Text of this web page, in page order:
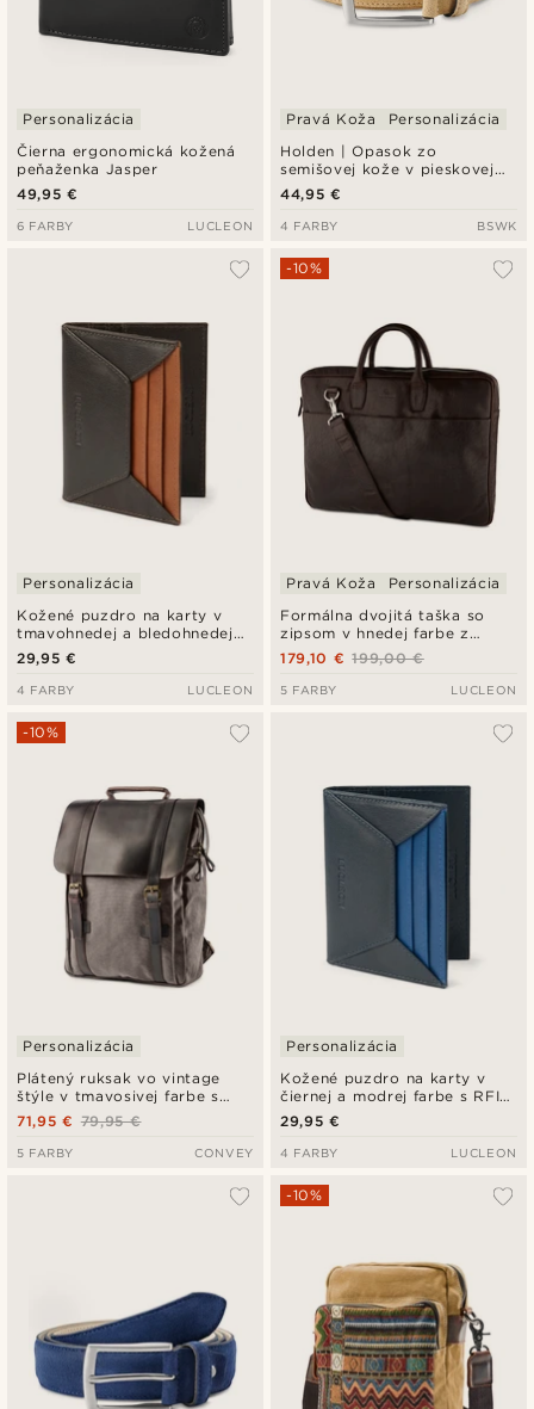
Čierna ergonomická kožená
peňaženka Jasper
Personalizácia
49,95 €
6 FARBY LUCLEON
Holden | Opasok zo
semišovej kože v pieskovej
farbe
Pravá Koža Personalizácia
44,95 €
4 FARBY BSWK
Kožené puzdro na karty v
tmavohnedej a bledohnedej
farbe s RFID ochranou Loren
Personalizácia
29,95 €
4 FARBY LUCLEON
Formálna dvojitá taška so
zipsom v hnedej farbe z
pravej kože Montreal
-10%
Pravá Koža Personalizácia
199,00 €
179,10 €
5 FARBY LUCLEON
Plátený ruksak vo vintage
štýle v tmavosivej farbe s
tmavými koženými detailmi
-10%
Personalizácia
79,95 €
71,95 €
5 FARBY CONVEY
Kožené puzdro na karty v
čiernej a modrej farbe s RFID
ochranou Loren
Personalizácia
29,95 €
4 FARBY LUCLEON
-10%